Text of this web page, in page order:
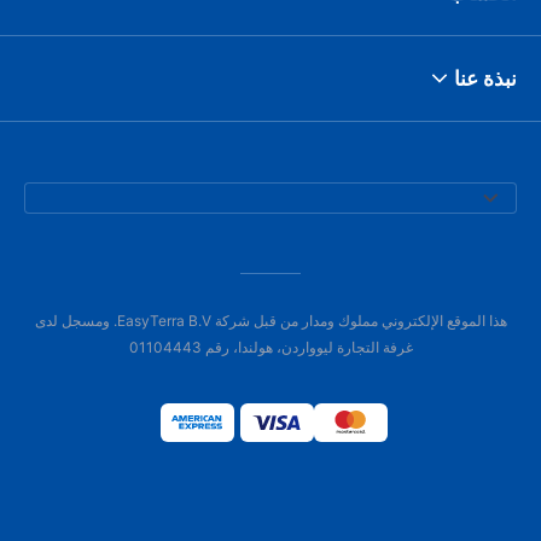
نبذة عنا
هذا الموقع الإلكتروني مملوك ومدار من قبل شركة EasyTerra B.V. ومسجل لدى
غرفة التجارة ليوواردن، هولندا، رقم 01104443